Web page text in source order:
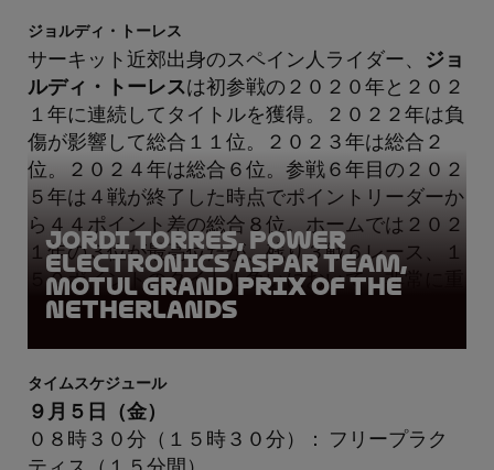
ジョルディ・トーレス
サーキット近郊出身のスペイン人ライダー、
ジョ
ルディ・トーレスは初参戦の２０２０年と２０２
１年に連続してタイトルを獲得。２０２２年は負
傷が影響して総合１１位。２０２３年は総合２
位。２０２４年は総合６位。参戦６年目の２０２
５年は４戦が終了した時点でポイントリーダーか
ら４４ポイント差の総合８位。ホームでは２０２
１年の３位が最高位だが、残り３戦６レース、１
５０ポイントのタイトル争いにおいて、非常に重
要な週末となる。
Jordi Torres, Power
Electronics Aspar Team,
Motul Grand Prix of the
Netherlands
タイムスケジュール
９月５日（金）
０８時３０分（１５時３０分）： フリープラク